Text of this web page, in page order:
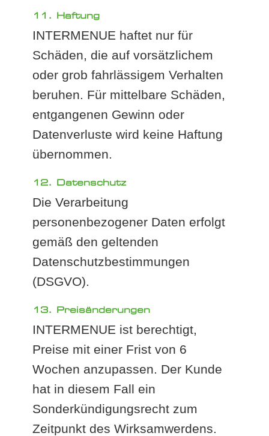
11. Haftung
INTERMENUE haftet nur für
Schäden, die auf vorsätzlichem
oder grob fahrlässigem Verhalten
beruhen. Für mittelbare Schäden,
entgangenen Gewinn oder
Datenverluste wird keine Haftung
übernommen.
12. Datenschutz
Die Verarbeitung
personenbezogener Daten erfolgt
gemäß den geltenden
Datenschutzbestimmungen
(DSGVO).
13. Preisänderungen
INTERMENUE ist berechtigt,
Preise mit einer Frist von 6
Wochen anzupassen. Der Kunde
hat in diesem Fall ein
Sonderkündigungsrecht zum
Zeitpunkt des Wirksamwerdens.